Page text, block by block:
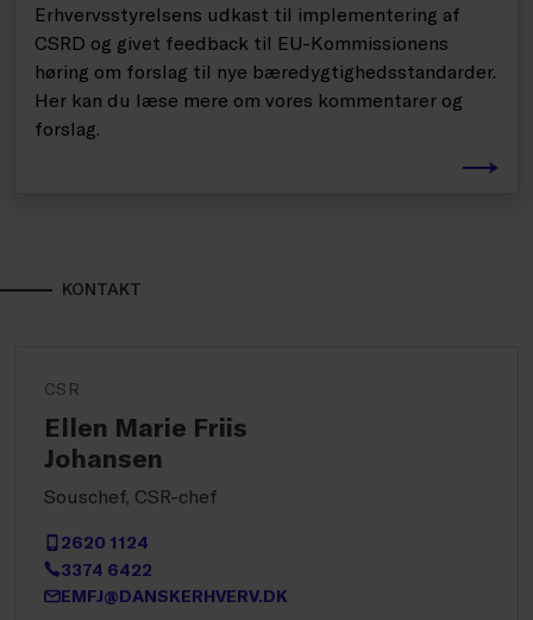
Erhvervsstyrelsens udkast til implementering af
CSRD og givet feedback til EU-Kommissionens
høring om forslag til nye bæredygtighedsstandarder.
Her kan du læse mere om vores kommentarer og
forslag.
KONTAKT
CSR
Ellen Marie Friis
Johansen
Souschef, CSR-chef
2620 1124
3374 6422
EMFJ@DANSKERHVERV.DK